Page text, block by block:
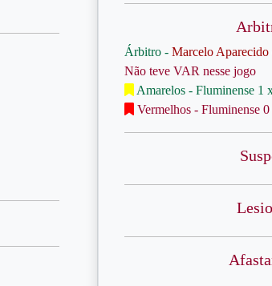
Árbitro - Marcelo
Não teve VAR nesse jogo
Amarelos - Fluminense 1
Vermelhos - Fluminense 0